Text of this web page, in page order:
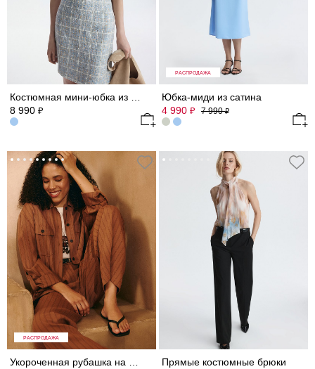
8 990 ₽
РАСПРОДАЖА
Юбка-миди из сатина
4 990 ₽ 7 990₽
РАСПРОДАЖА
Прямые костюмные брюки